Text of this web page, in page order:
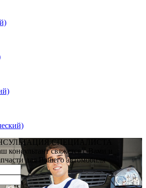
СПЕЦИАЛИСТА
консультант свяжется с Вами и
для Вашего автомобиля